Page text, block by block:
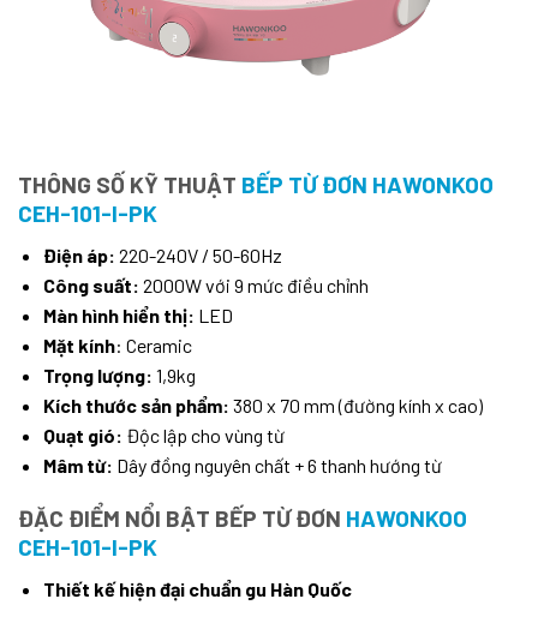
THÔNG SỐ KỸ THUẬT BẾP TỪ ĐƠN HAWONKOO
CEH-101-I-PK
Điện áp: 220-240V / 50-60Hz
Công suất: 2000W với 9 mức điều chỉnh
Màn hình hiển thị: LED
Mặt kính: Ceramic
Trọng lượng: 1,9kg
Kích thước sản phẩm: 380 x 70 mm (đường kính x cao)
Quạt gió: Độc lập cho vùng từ
Mâm từ: Dây đồng nguyên chất + 6 thanh hướng từ
ĐẶC ĐIỂM NỔI BẬT BẾP TỪ ĐƠN HAWONKOO
CEH-101-I-PK
Thiết kế hiện đại chuẩn gu Hàn Quốc